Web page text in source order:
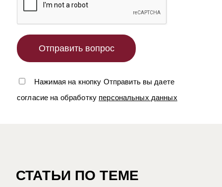
Нажимая на кнопку Отправить вы даете
согласие на обработку персональных данных
СТАТЬИ ПО ТЕМЕ